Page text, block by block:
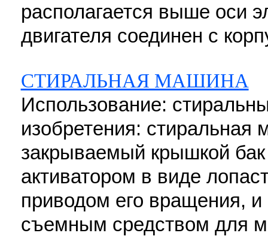
располагается выше оси
двигателя соединен с
СТИРАЛЬНАЯ МАШИНА
Использование:
изобретения: стиральная
закрываемый крышкой
активатором в виде
приводом его вращения,
съемным средством для